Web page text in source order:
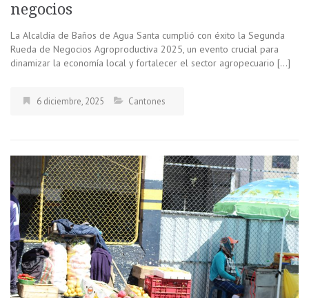
negocios
La Alcaldía de Baños de Agua Santa cumplió con éxito la Segunda
Rueda de Negocios Agroproductiva 2025, un evento crucial para
dinamizar la economía local y fortalecer el sector agropecuario […]
6 diciembre, 2025 Cantones